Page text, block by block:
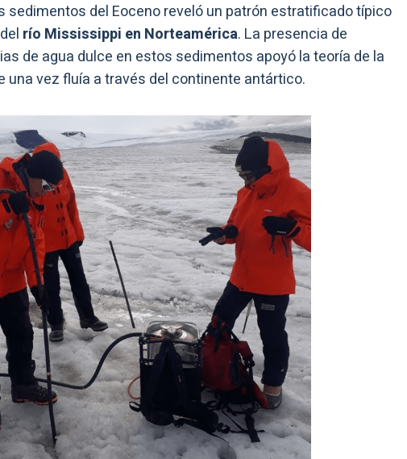
sedimentos del Eoceno reveló un patrón estratificado típico
río Mississippi en Norteamérica. La presencia de
de agua dulce en estos sedimentos apoyó la teoría de la
una vez fluía a través del continente antártico.